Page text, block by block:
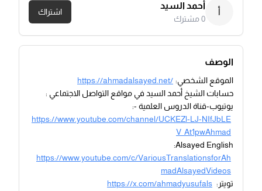
أ
أحمد السيد
0مشترك
اشتراك
الوصف
الموقع الشخصي: https://ahmadalsayed.net/
حسابات الشيخ أحمد السيد في مواقع التواصل الاجتماعي :
يوتيوب-قناة الدروس العلمية -:
https://www.youtube.com/channel/UCKEZl-LJ-NIfJbLE
V_At1pwAhmad
Alsayed English:
https://www.youtube.com/c/VariousTranslationsforAh
madAlsayedVideos
تويتر: https://x.com/ahmadyusufals